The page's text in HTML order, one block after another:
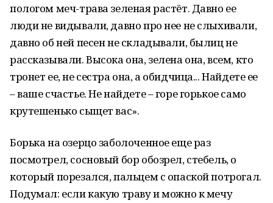
пологом меч-трава зеленая растёт. Давно ее
люди не видывали, давно про нее не слыхивали,
давно об ней песен не складывали, былиц не
рассказывали. Высока она, зелена она, всем, кто
тронет ее, не сестра она, а обидчица... Найдете ее
– ваше счастье. Не найдете – горе горькое само
крутешенько сыщет вас».
Борька на озерцо заболоченное еще раз
посмотрел, сосновый бор обозрел, стебель, о
который порезался, пальцем с опаской потрогал.
Подумал: если какую траву и можно к мечу